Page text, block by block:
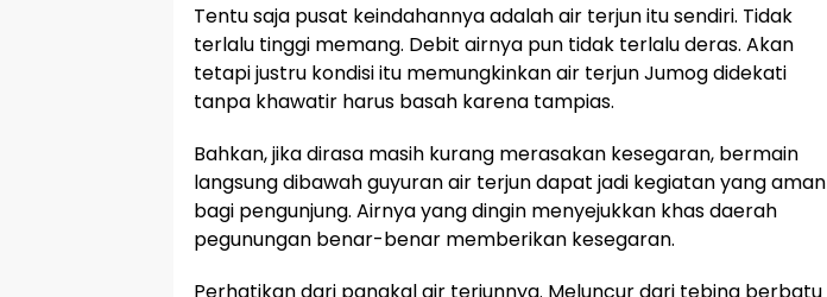
Tentu saja pusat keindahannya adalah air terjun itu sendiri. Tidak
terlalu tinggi memang. Debit airnya pun tidak terlalu deras. Akan
tetapi justru kondisi itu memungkinkan air terjun Jumog didekati
tanpa khawatir harus basah karena tampias.
Bahkan, jika dirasa masih kurang merasakan kesegaran, bermain
langsung dibawah guyuran air terjun dapat jadi kegiatan yang aman
bagi pengunjung. Airnya yang dingin menyejukkan khas daerah
pegunungan benar-benar memberikan kesegaran.
Perhatikan dari pangkal air terjunnya. Meluncur dari tebing berbatu